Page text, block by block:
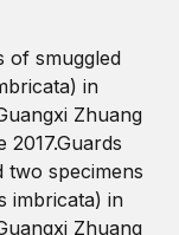
ligados a